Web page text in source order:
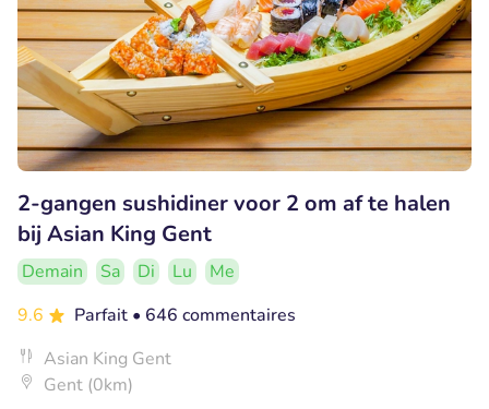
2-gangen sushidiner voor 2 om af te halen
bij Asian King Gent
Demain Sa Di Lu
Me
9.6
Parfait • 646 commentaires
Asian King Gent
Gent (0km)